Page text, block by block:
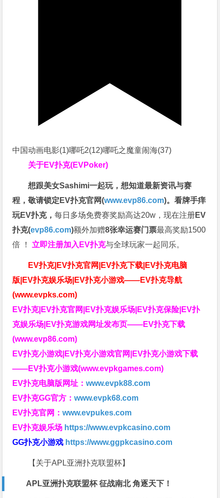
中国动画电影(1)哪吒2(12)哪吒之魔童闹海(37)
关于EV扑克(EVPoker)
想跟美女Sashimi一起玩，想知道最新资讯与赛
程，敬请锁定EV扑克官网(www.evp86.com)。看牌手痒
玩EV扑克，每日多场免费赛奖励高达20w，现在注册EV
扑克(evp86.com)额外加赠8张幸运赛门票最高奖励1500
倍
！ 立即注册加入EV扑克与全球玩家一起同乐。
EV扑克|EV扑克官网|EV扑克下载|EV扑克电脑
版|EV扑克娱乐场|EV扑克小游戏——EV扑克导航
(www.evpks.com)
EV扑克|EV扑克官网|EV扑克娱乐场|EV扑克保险|EV扑
克娱乐场|EV扑克游戏网址发布页——EV扑克下载
(www.evp86.com)
EV扑克小游戏|EV扑克小游戏官网|EV扑克小游戏下载
——EV扑克小游戏(www.evpkgames.com)
EV扑克电脑版网址：www.evpk88.com
EV扑克GG官方：www.evpk68.com
EV扑克官网：www.evpukes.com
EV扑克娱乐场 https://www.evpkcasino.com
GG扑克小游戏 https://www.ggpkcasino.com
【关于APL亚洲扑克联盟杯】
APL亚洲扑克联盟杯 征战南北 角逐天下！